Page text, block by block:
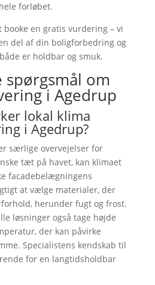
forløbet.
booke en gratis vurdering – vi
del af din boligforbedring og
er holdbar og smuk.
om
i Agedrup
lokal klima
i Agedrup?
særlige overvejelser for
tæt på havet, kan klimaet
facadebelægningens
at vælge materialer, der
herunder fugt og frost.
løsninger også tage højde
der kan påvirke
Specialistens kendskab til
for en langtidsholdbar